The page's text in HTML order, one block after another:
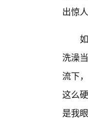
出惊
洗澡
流下
这么
是我